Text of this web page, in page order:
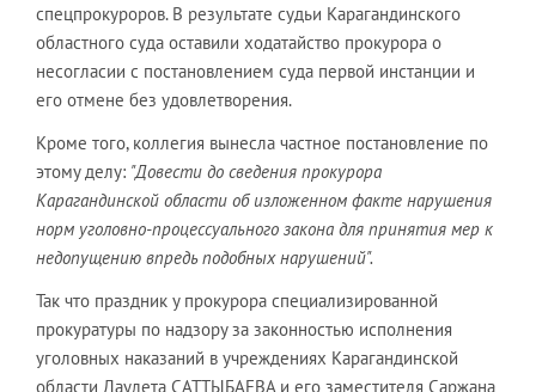
спецпрокуроров. В результате судьи Карагандинского
областного суда оставили ходатайство прокурора о
несогласии с постановлением суда первой инстанции и
его отмене без удовлетворения.
Кроме того, коллегия вынесла частное постановление по
этому делу: "Довести до сведения прокурора
Карагандинской области об изложенном факте нарушения
норм уголовно-процессуального закона для принятия мер к
недопущению впредь подобных нарушений".
Так что праздник у прокурора специализированной
прокуратуры по надзору за законностью исполнения
уголовных наказаний в учреждениях Карагандинской
области Даулета САТТЫБАЕВА и его заместителя Саржана